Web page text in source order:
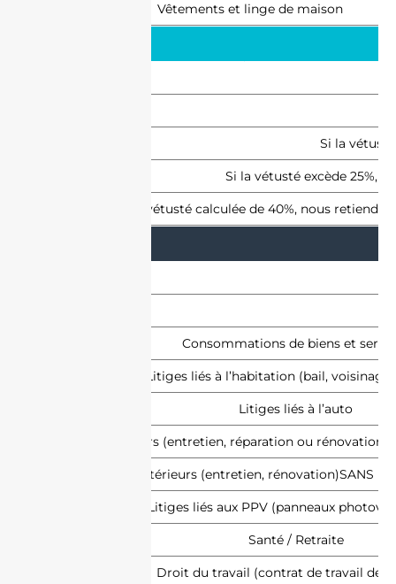
Vêtements et linge de maison
Si la
Si la vétusté excède 25%,
Exemple: pour une vétusté calculée de 40%, nous
Consommations de biens et
Litiges liés à l’habitation (bail,
Litiges liés à l’auto
Travaux immobiliers (entretien, réparation ou rénovation)
Travaux extérieurs (entretien, rénovation)SANS
Litiges liés aux PPV (panneaux
Santé / Retraite
Droit du travail (contrat de travail de